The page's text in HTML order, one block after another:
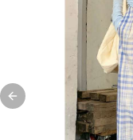
Previous slide